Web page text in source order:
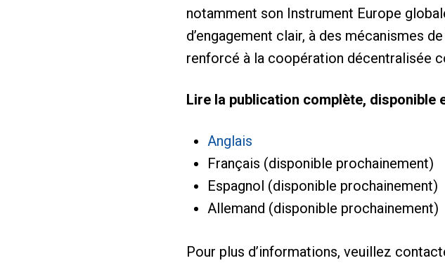
notamment son Instrument Europe
d’engagement clair, à des mécanismes
renforcé à la coopération décentralisée
Lire la publication complète, disponible
Anglais
Français (disponible prochainement)
Espagnol (disponible prochainement)
Allemand (disponible prochainement)
Pour plus d’informations, veuillez